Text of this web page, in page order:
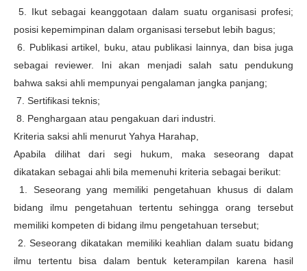
5. Ikut sebagai keanggotaan dalam suatu organisasi profesi;
posisi kepemimpinan dalam organisasi tersebut lebih bagus;
6. Publikasi artikel, buku, atau publikasi lainnya, dan bisa juga
sebagai reviewer. Ini akan menjadi salah satu pendukung
bahwa saksi ahli mempunyai pengalaman jangka panjang;
7. Sertifikasi teknis;
8. Penghargaan atau pengakuan dari industri.
Kriteria saksi ahli menurut Yahya Harahap,
Apabila dilihat dari segi hukum, maka seseorang dapat
dikatakan sebagai ahli bila memenuhi kriteria sebagai berikut:
1. Seseorang yang memiliki pengetahuan khusus di dalam
bidang ilmu pengetahuan tertentu sehingga orang tersebut
memiliki kompeten di bidang ilmu pengetahuan tersebut;
2. Seseorang dikatakan memiliki keahlian dalam suatu bidang
ilmu tertentu bisa dalam bentuk keterampilan karena hasil